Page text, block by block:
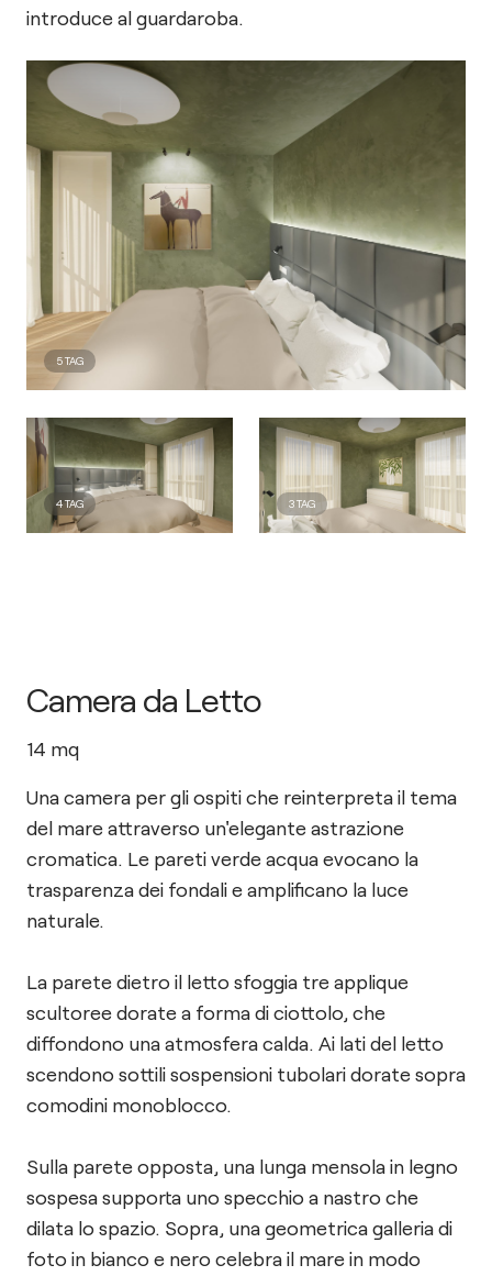
introduce al guardaroba.
5TAG
4TAG 3TAG
Camera da Letto
14 mq
Una camera per gli ospiti che reinterpreta il tema
del mare attraverso un'elegante astrazione
cromatica. Le pareti verde acqua evocano la
trasparenza dei fondali e amplificano la luce
naturale.
La parete dietro il letto sfoggia tre applique
scultoree dorate a forma di ciottolo, che
diffondono una atmosfera calda. Ai lati del letto
scendono sottili sospensioni tubolari dorate sopra
comodini monoblocco.
Sulla parete opposta, una lunga mensola in legno
sospesa supporta uno specchio a nastro che
dilata lo spazio. Sopra, una geometrica galleria di
foto in bianco e nero celebra il mare in modo